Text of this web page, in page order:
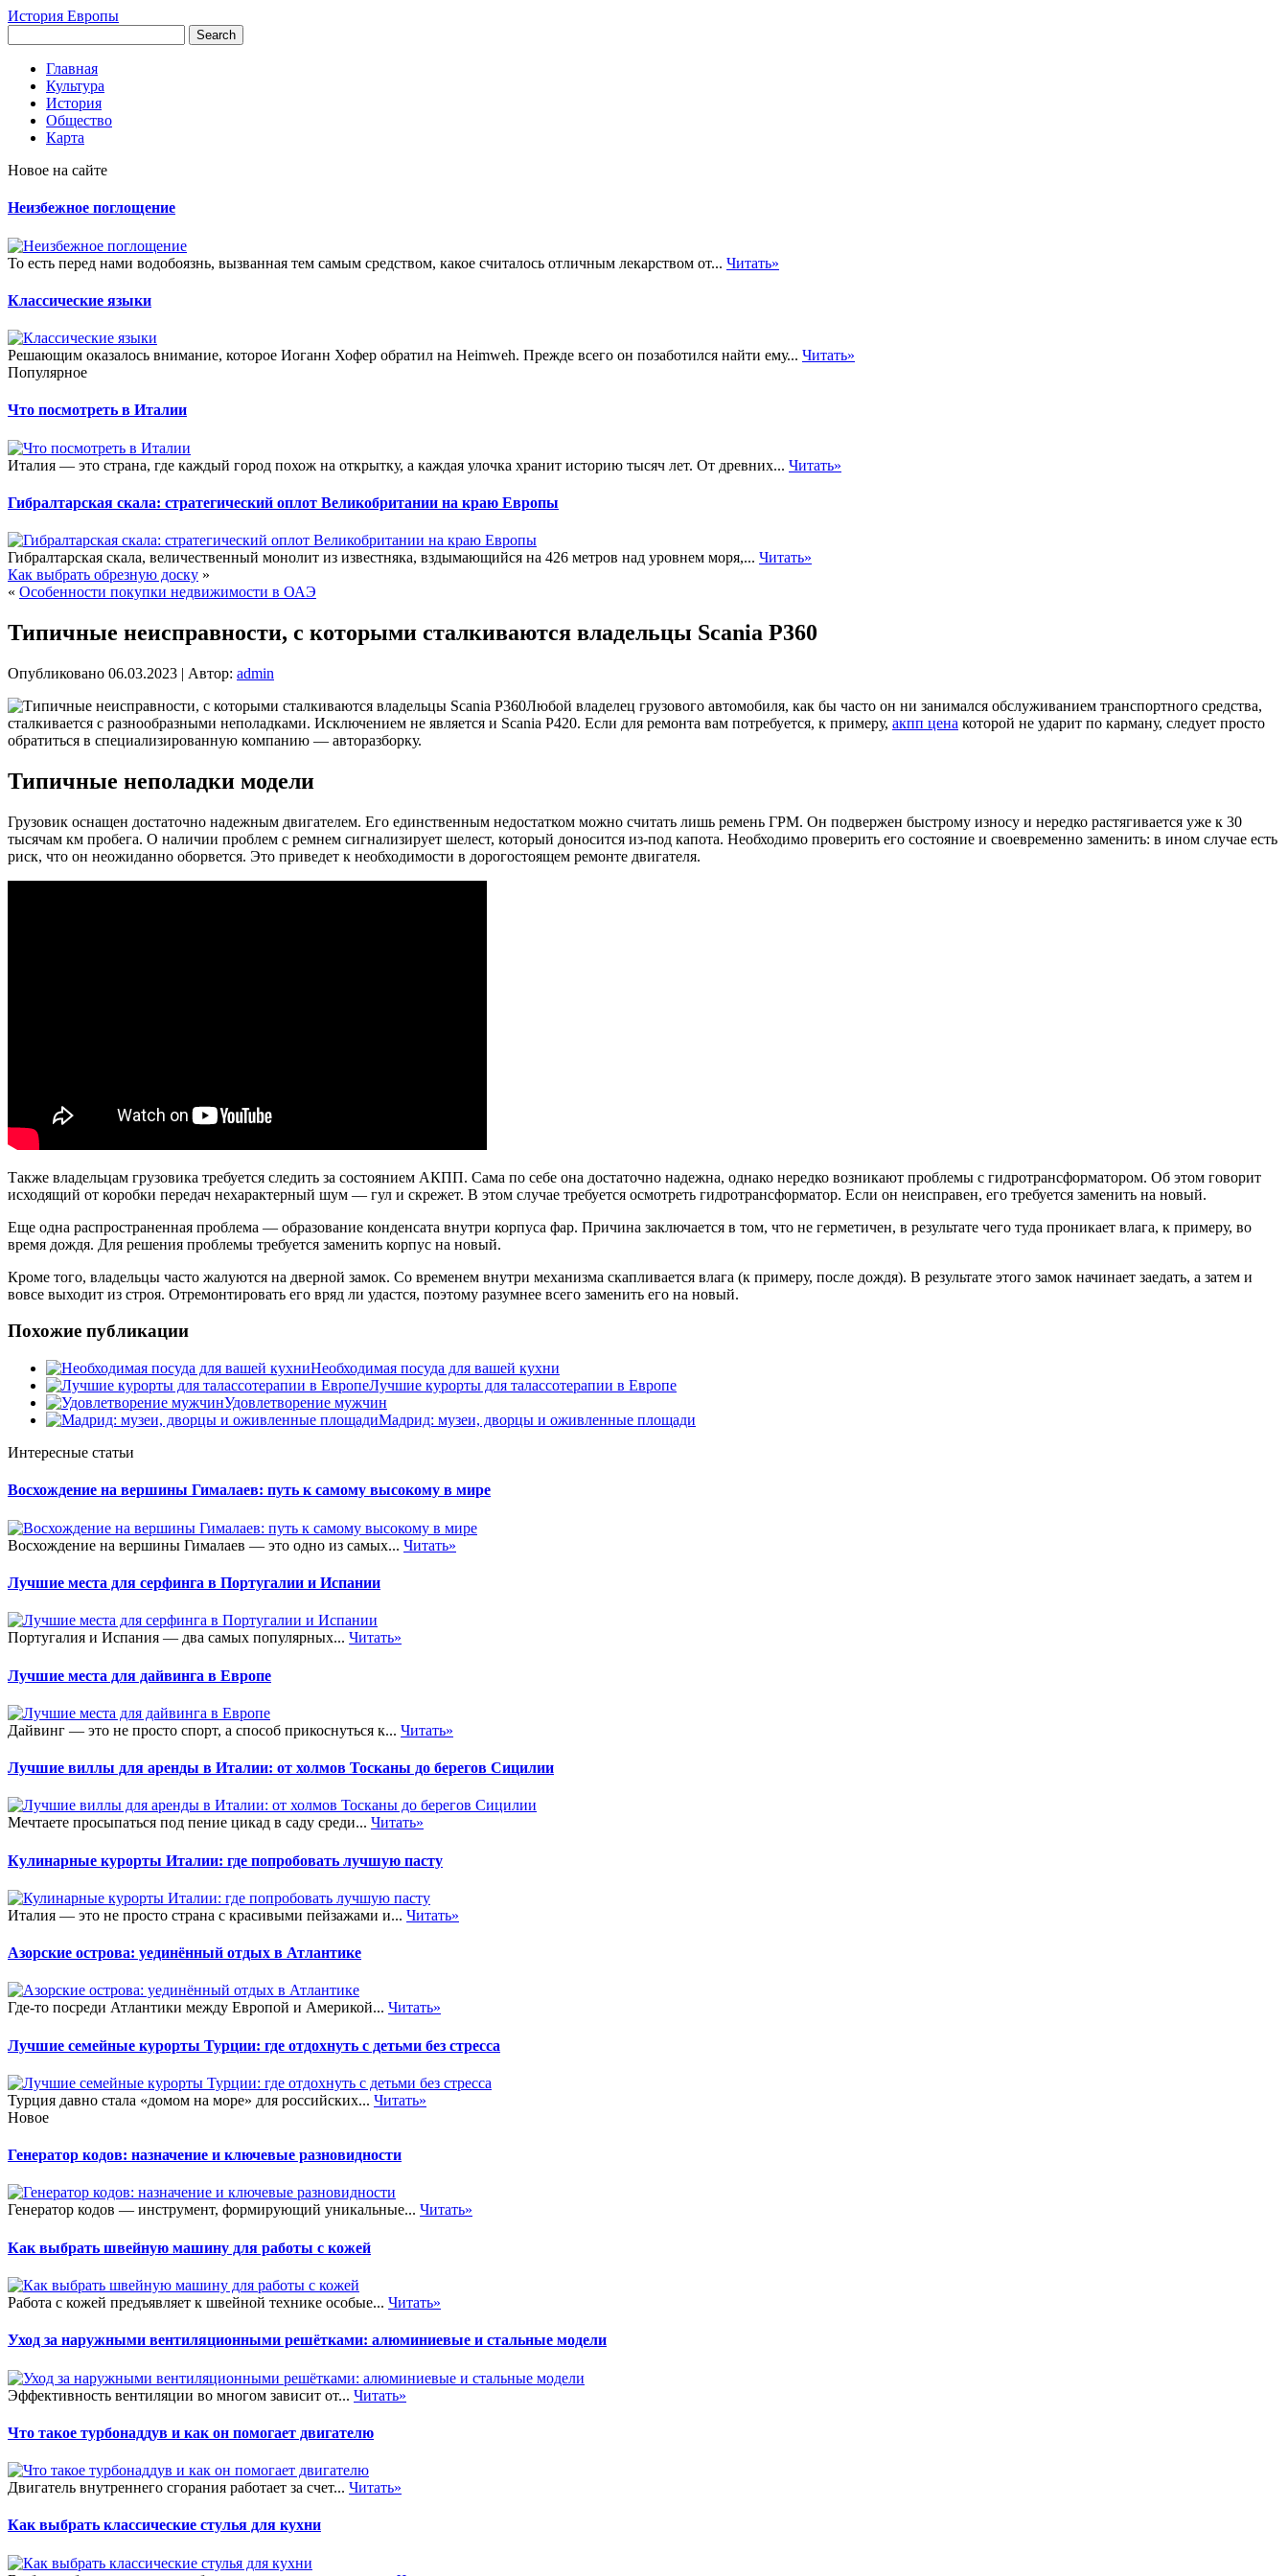
История Европы
Главная
Культура
История
Общество
Карта
Новое на сайте
Неизбежное поглощение
То есть перед нами водобоязнь, вызванная тем самым средством, какое считалось отличным лекарством от... Читать»
Классические языки
Решающим оказалось внимание, которое Иоганн Хофер обратил на Heimweh. Прежде всего он позаботился найти ему... Читать»
Популярное
Что посмотреть в Италии
Италия — это страна, где каждый город похож на открытку, а каждая улочка хранит историю тысяч лет. От древних... Читать»
Гибралтарская скала: стратегический оплот Великобритании на краю Европы
Гибралтарская скала, величественный монолит из известняка, вздымающийся на 426 метров над уровнем моря,... Читать»
Как выбрать обрезную доску »
« Особенности покупки недвижимости в ОАЭ
Типичные неисправности, с которыми сталкиваются владельцы Scania P360
Опубликовано 06.03.2023 | Автор: admin
Любой владелец грузового автомобиля, как бы часто он ни занимался обслуживанием транспортного средства,
сталкивается с разнообразными неполадками. Исключением не является и Scania P420. Если для ремонта вам потребуется, к примеру, акпп цена которой не ударит по карману, следует просто
обратиться в специализированную компанию — авторазборку.
Типичные неполадки модели
Грузовик оснащен достаточно надежным двигателем. Его единственным недостатком можно считать лишь ремень ГРМ. Он подвержен быстрому износу и нередко растягивается уже к 30
тысячам км пробега. О наличии проблем с ремнем сигнализирует шелест, который доносится из-под капота. Необходимо проверить его состояние и своевременно заменить: в ином случае есть
риск, что он неожиданно оборвется. Это приведет к необходимости в дорогостоящем ремонте двигателя.
Также владельцам грузовика требуется следить за состоянием АКПП. Сама по себе она достаточно надежна, однако нередко возникают проблемы с гидротрансформатором. Об этом говорит
исходящий от коробки передач нехарактерный шум — гул и скрежет. В этом случае требуется осмотреть гидротрансформатор. Если он неисправен, его требуется заменить на новый.
Еще одна распространенная проблема — образование конденсата внутри корпуса фар. Причина заключается в том, что не герметичен, в результате чего туда проникает влага, к примеру, во
время дождя. Для решения проблемы требуется заменить корпус на новый.
Кроме того, владельцы часто жалуются на дверной замок. Со временем внутри механизма скапливается влага (к примеру, после дождя). В результате этого замок начинает заедать, а затем и
вовсе выходит из строя. Отремонтировать его вряд ли удастся, поэтому разумнее всего заменить его на новый.
Похожие публикации
Необходимая посуда для вашей кухни
Лучшие курорты для талассотерапии в Европе
Удовлетворение мужчин
Мадрид: музеи, дворцы и оживленные площади
Интересные статьи
Восхождение на вершины Гималаев: путь к самому высокому в мире
Восхождение на вершины Гималаев — это одно из самых... Читать»
Лучшие места для серфинга в Португалии и Испании
Португалия и Испания — два самых популярных... Читать»
Лучшие места для дайвинга в Европе
Дайвинг — это не просто спорт, а способ прикоснуться к... Читать»
Лучшие виллы для аренды в Италии: от холмов Тосканы до берегов Сицилии
Мечтаете просыпаться под пение цикад в саду среди... Читать»
Кулинарные курорты Италии: где попробовать лучшую пасту
Италия — это не просто страна с красивыми пейзажами и... Читать»
Азорские острова: уединённый отдых в Атлантике
Где-то посреди Атлантики между Европой и Америкой... Читать»
Лучшие семейные курорты Турции: где отдохнуть с детьми без стресса
Турция давно стала «домом на море» для российских... Читать»
Новое
Генератор кодов: назначение и ключевые разновидности
Генератор кодов — инструмент, формирующий уникальные... Читать»
Как выбрать швейную машину для работы с кожей
Работа с кожей предъявляет к швейной технике особые... Читать»
Уход за наружными вентиляционными решётками: алюминиевые и стальные модели
Эффективность вентиляции во многом зависит от... Читать»
Что такое турбонаддув и как он помогает двигателю
Двигатель внутреннего сгорания работает за счет... Читать»
Как выбрать классические стулья для кухни